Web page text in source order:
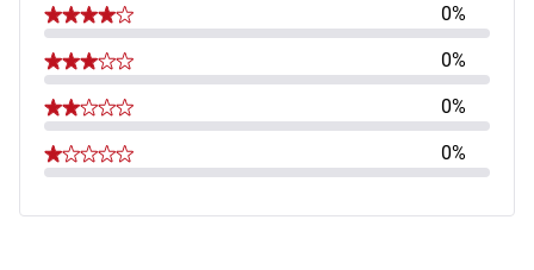
0%
0%
0%
0%